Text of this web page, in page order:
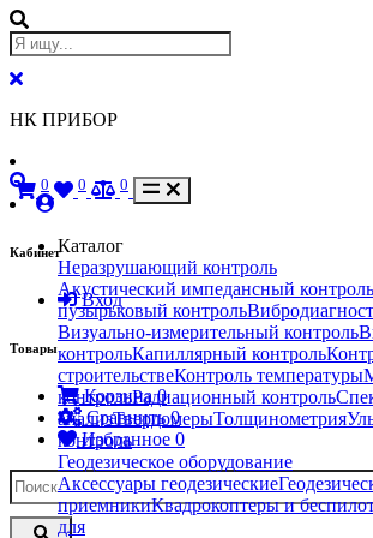
НК ПРИБОР
Кабинет
Вход
Товары
Корзина0
Сравнить0
Избранное 0
0 0 0
Каталог
Неразрушающий контроль
Акустический импедансный контроль
пузырьковый контроль
Визуально-измерительный контроль
контрольКапиллярный контроль
строительствеКонтроль температуры
контрольРадиационный контроль
анализТвердомерыТолщинометрия
контроль
Геодезическое оборудование
Аксессуары геодезические
приемникиКвадрокоптеры и
для